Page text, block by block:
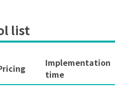
list
Implementation
time